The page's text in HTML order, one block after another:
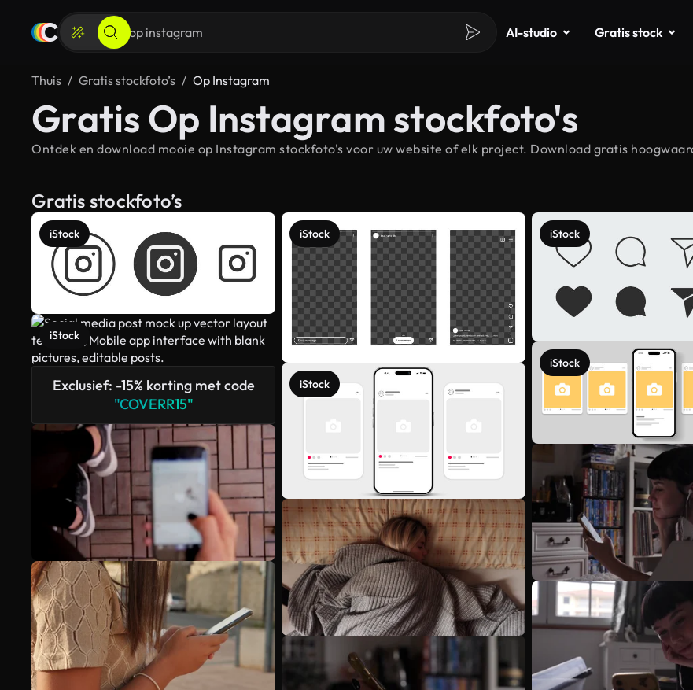
AI-studio Gratis stock
Thuis Gratis stockfoto’s Op Instagram
Gratis Op Instagram stockfoto's
Ontdek en download mooie op Instagram stockfoto's voor uw website of elk project. Download gratis
Gratis stockfoto’s
iStock
iStock
Exclusief: -15% korting met code
"COVERR15"
iStock
iStock
iStock
iStock